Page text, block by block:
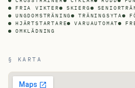
FRIA VIKTER
SKIERG
UNGDOMSTRÄNING
TRÄNINGSYTA
HJÄRTSTARTARE
VARUAUTOMAT
OMKLÄDNING
§ KARTA